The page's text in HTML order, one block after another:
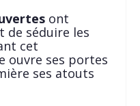
ont
de séduire les
cet
ouvre ses portes
ses atouts